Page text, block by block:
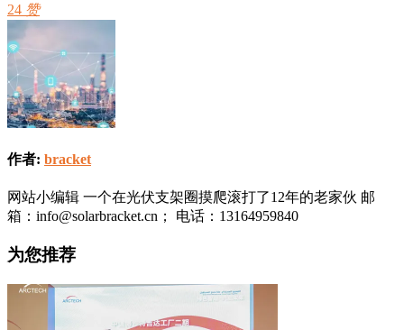
24 赞
作者: bracket
网站小编辑 一个在光伏支架圈摸爬滚打了12年的老家伙 邮
箱：info@solarbracket.cn； 电话：13164959840
为您推荐